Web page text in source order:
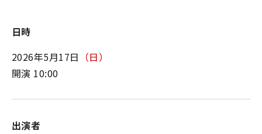
日時
2026年5月17日 （日）
開演 10:00
出演者